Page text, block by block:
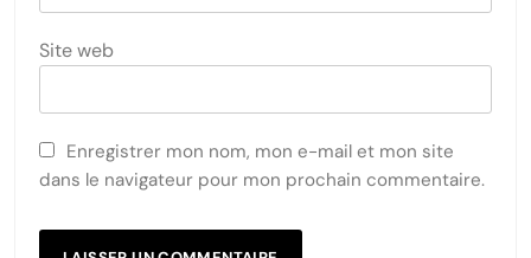
Site web
Enregistrer mon nom, mon e-mail et mon site
dans le navigateur pour mon prochain commentaire.